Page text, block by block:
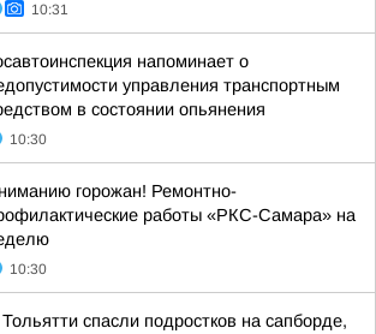
10:31
напоминает о
управления транспортным
в состоянии опьянения
10:30
горожан! Ремонтно-
работы «РКС-Самара» на
10:30
спасли подростков на сапборде,